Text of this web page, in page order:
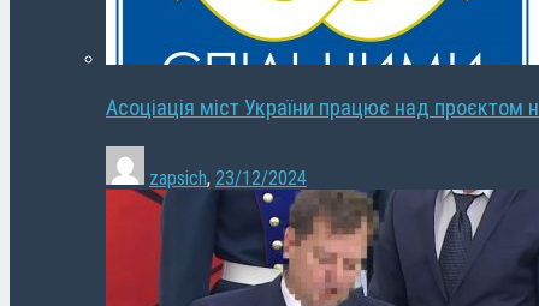
Асоціація міст України працює над проєктом
zapsich, 23/12/2024